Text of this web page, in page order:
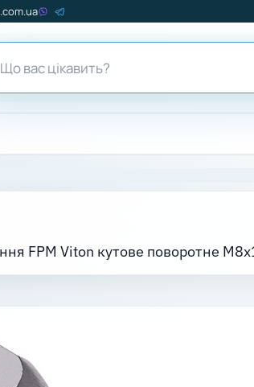
FPM Viton кутове поворотне